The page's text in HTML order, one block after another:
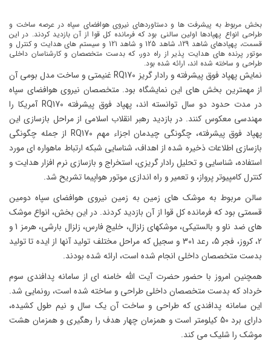
بخش مربوط به پیشرفت ها و دستاوردهای نیروی هوافضای سپاه در عرصه ساخت و
طراحی انواع پهپادها اولین سالنی بود که فرمانده کل قوا از آن بازدید کردند. در این
قسمت، پهپادهای شاهد 129، شاهد 125 و شاهد 121 و سیستم های هدایت و کنترل و
موتور پرنده های هدایت پذیر از راه دور، که بدست متخصصان و کارشناسان داخلی
طراحی و ساخته شده اند، ارائه شده بود.
نمایش پهپاد فوق پیشرفته و رادار گریز RQ170 غنیمتی و ساخت مدل بومی آن
از مهمترین بخش های این نمایشگاه بود. متخصصان نیروی هوافضای سپاه
در مدت حدود دو سال توانسته اند، پهپاد فوق پیشرفته RQ170 آمریکا را
مهندسی معکوس کنند. در بازدید رهبر انقلاب اسلامی از مراحل بازسازی این
پهپاد فوق پیشرفته، چگونگی چیدمان اجزاء مهم RQ170 از جمله چگونگی
بازسازی اطلاعات ذخیره شده از اهداف، شناسایی شبکه ارتباط ماهواره ای مورد
استفاده، شناسایی و تحلیل رادار گریزی، استخراج و بازسازی نرم افزار هدایت و
کنترل کامپیوتر پرواز، و تعمیر و راه اندازی موتور هواپیما تشریح شد.
سالن مربوط به موشک های زمین به زمین نیروی هوافضای سپاه دومین
قسمتی بود که فرمانده کل قوا از آن بازدید کردند. در این بخش، انواع موشک
های ضد ناو و بالستیکی، موشکهای زلزال، خلیج فارس، زلزال بارشی، هرمز 1 و
2، کروز، فجر 5، رعد 301 و سجیل که مراحل مختلف تولید آنها از ایده تا تولید
بدست متخصصان داخلی انجام شده است، ارائه شده بودند.
همچنین امروز با حضور حضرت آیت الله خامنه ای از سامانه پدافندی سوم
خرداد که بدست متخصصان داخلی طراحی و ساخته شده است، رونمایی شد.
این سامانه پدافندی که طراحی و ساخت آن یک سال و نیم طول کشیده،
دارای برد 50 کیلومتر است و همزمان چهار هدف را رهگیری و همزمان هشت
موشک را شلیک می کند.